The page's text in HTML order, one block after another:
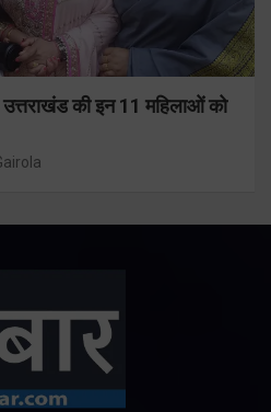
उत्तराखंड की इन 11 महिलाओं को